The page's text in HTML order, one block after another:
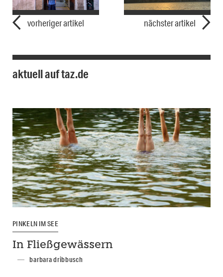
vorheriger artikel nächster artikel
aktuell auf taz.de
PINKELN IM SEE
In Fließgewässern
barbara dribbusch